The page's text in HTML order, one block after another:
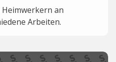
an
Arbeiten.